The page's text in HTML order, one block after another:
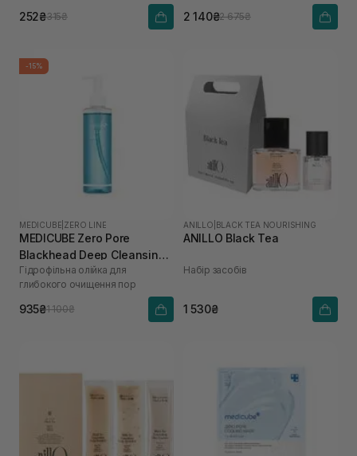
252₴315₴ 2 140₴2 675₴
-15%
MEDICUBE ZERO LINE
MEDICUBE Zero Pore
Blackhead Deep Cleansing
Oil 205 мл
Гідрофільна олійка для
глибокого очищення пор
935₴1 100₴
ANILLO BLACK TEA NOURISHING
ANILLO Black Tea
Набір засобів
1 530₴